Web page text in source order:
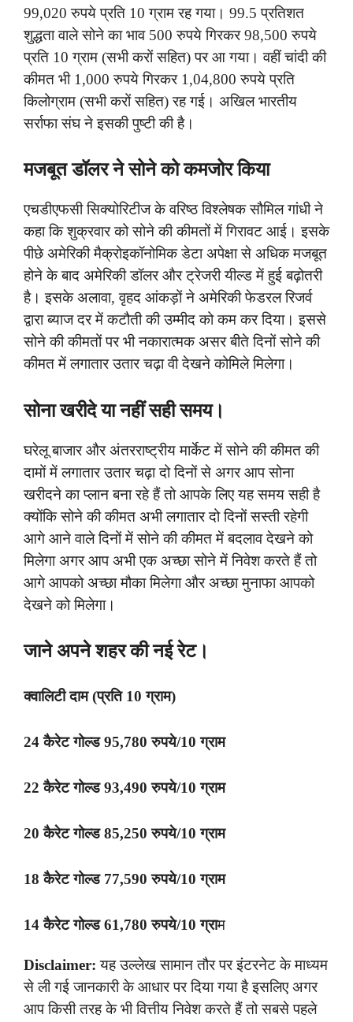
99,020 रुपये प्रति 10 ग्राम रह गया। 99.5 प्रतिशत
शुद्धता वाले सोने का भाव 500 रुपये गिरकर 98,500 रुपये
प्रति 10 ग्राम (सभी करों सहित) पर आ गया। वहीं चांदी की
कीमत भी 1,000 रुपये गिरकर 1,04,800 रुपये प्रति
किलोग्राम (सभी करों सहित) रह गई। अखिल भारतीय
सर्राफा संघ ने इसकी पुष्टी की है।
मजबूत डॉलर ने सोने को कमजोर किया
एचडीएफसी सिक्योरिटीज के वरिष्ठ विश्लेषक सौमिल गांधी ने
कहा कि शुक्रवार को सोने की कीमतों में गिरावट आई। इसके
पीछे अमेरिकी मैक्रोइकॉनोमिक डेटा अपेक्षा से अधिक मजबूत
होने के बाद अमेरिकी डॉलर और ट्रेजरी यील्ड में हुई बढ़ोतरी
है। इसके अलावा, वृहद आंकड़ों ने अमेरिकी फेडरल रिजर्व
द्वारा ब्याज दर में कटौती की उम्मीद को कम कर दिया। इससे
सोने की कीमतों पर भी नकारात्मक असर बीते दिनों सोने की
कीमत में लगातार उतार चढ़ा वी देखने कोमिले मिलेगा।
सोना खरीदे या नहीं सही समय।
घरेलू बाजार और अंतरराष्ट्रीय मार्केट में सोने की कीमत की
दामों में लगातार उतार चढ़ा दो दिनों से अगर आप सोना
खरीदने का प्लान बना रहे हैं तो आपके लिए यह समय सही है
क्योंकि सोने की कीमत अभी लगातार दो दिनों सस्ती रहेगी
आगे आने वाले दिनों में सोने की कीमत में बदलाव देखने को
मिलेगा अगर आप अभी एक अच्छा सोने में निवेश करते हैं तो
आगे आपको अच्छा मौका मिलेगा और अच्छा मुनाफा आपको
देखने को मिलेगा।
जाने अपने शहर की नई रेट।
क्वालिटी दाम (प्रति 10 ग्राम)
24 कैरेट गोल्ड 95,780 रुपये/10 ग्राम
22 कैरेट गोल्ड 93,490 रुपये/10 ग्राम
20 कैरेट गोल्ड 85,250 रुपये/10 ग्राम
18 कैरेट गोल्ड 77,590 रुपये/10 ग्राम
14 कैरेट गोल्ड 61,780 रुपये/10 ग्राम
Disclaimer: यह उल्लेख सामान तौर पर इंटरनेट के माध्यम
से ली गई जानकारी के आधार पर दिया गया है इसलिए अगर
आप किसी तरह के भी वित्तीय निवेश करते हैं तो सबसे पहले